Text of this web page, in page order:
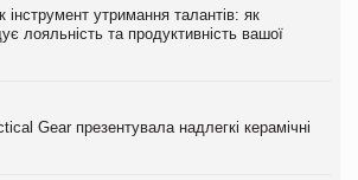
інструмент утримання талантів: як
лояльність та продуктивність вашої
Gear презентувала надлегкі керамічні